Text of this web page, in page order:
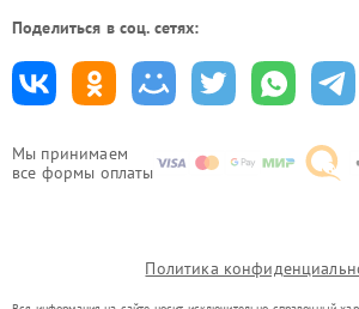
Мы принимаем
все формы оплаты
Поделиться в соц. сетях:
Политика